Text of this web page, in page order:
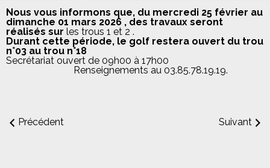
Nous vous informons que, du mercredi 25 février au
dimanche 01 mars 2026 , des travaux seront
réalisés sur les trous 1 et 2 .
Durant cette période, le golf restera ouvert du trou
n°03 au trou n°18
Secrétariat ouvert de 09h00 à 17h00
Renseignements au 03.85.78.19.19.
Précédent Suivant